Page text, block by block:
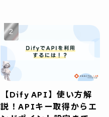
【Dify API】使い方解
説！APIキー取得からエ